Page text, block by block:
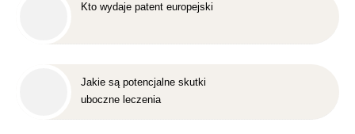
Kto wydaje patent europejski
Jakie są potencjalne skutki
uboczne leczenia